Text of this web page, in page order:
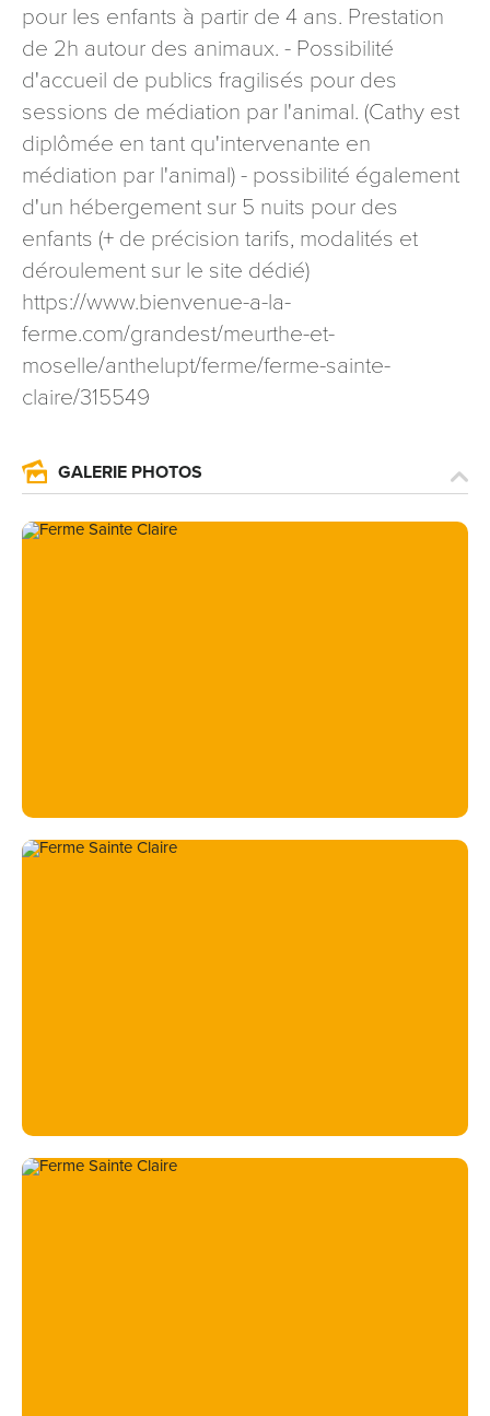
pour les enfants à partir de 4 ans. Prestation
de 2h autour des animaux. - Possibilité
d'accueil de publics fragilisés pour des
sessions de médiation par l'animal. (Cathy est
diplômée en tant qu'intervenante en
médiation par l'animal) - possibilité également
d'un hébergement sur 5 nuits pour des
enfants (+ de précision tarifs, modalités et
déroulement sur le site dédié)
https://www.bienvenue-a-la-
ferme.com/grandest/meurthe-et-
moselle/anthelupt/ferme/ferme-sainte-
claire/315549
GALERIE PHOTOS